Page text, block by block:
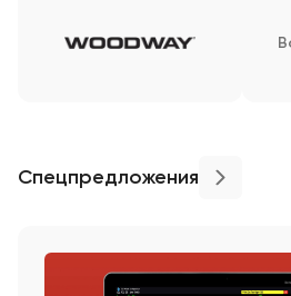
Спецпредложения